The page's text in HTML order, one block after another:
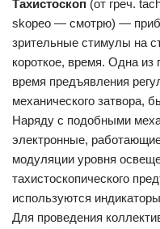
Тахистоскоп (от греч.
skopeo — смотрю) —
зрительные стимулы на
короткое, время. Одна из
время предъявления
механического затвора,
Наряду с подобными
электронные,
модуляции уровня
тахистоскопического
используются
Для проведения